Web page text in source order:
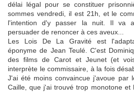
délai légal pour se constituer
sommes vendredi, il est 21h, et le
l'intention d'y passer la nuit. Il va
persuader de renoncer à ces aveux...
Les Lois De La Gravité est
éponyme de Jean Teulé. C'est
des films de Carot et Jeunet (et
interprète le commissaire, à la fois
J'ai été moins convaincue j'avoue par
Caille, que j'ai trouvé trop monotone et